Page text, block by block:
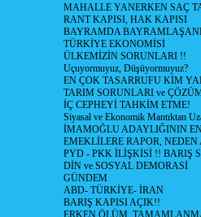
MAHALLE YANERKEN SAÇ
RANT KAPISI, HAK KAPISI
BAYRAMDA
TÜRKİYE EKONOMİSİ
ÜLKEMİZİN SORUNLARI !!
Uçuyormuyuz, Düşüyormuyuz?
EN ÇOK TASARRUFU KİM
TARIM SORUNLARI ve
İÇ CEPHEYİ TAHKİM ETME!
Siyasal ve Ekonomik Mantıktan
İMAMOĞLU ADAYLIĞININ
EMEKLİLERE RAPOR,
PYD - PKK İLİŞKİSİ !! BARIŞ
DİN ve SOSYAL DEMORASİ
GÜNDEM
ABD- TÜRKİYE- İRAN
BARIŞ KAPISI AÇIK!!
ERKEN ÖLÜM,